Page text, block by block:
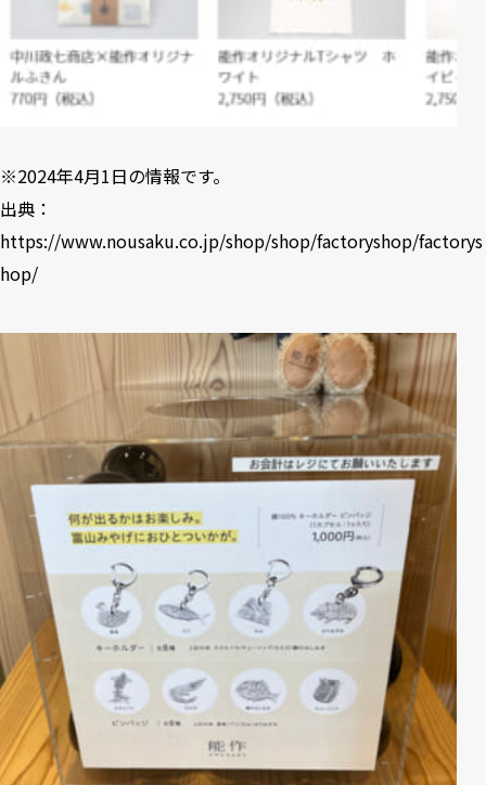
※2024年4月1日の情報です。
出典：
https://www.nousaku.co.jp/shop/shop/factoryshop/factorys
hop/